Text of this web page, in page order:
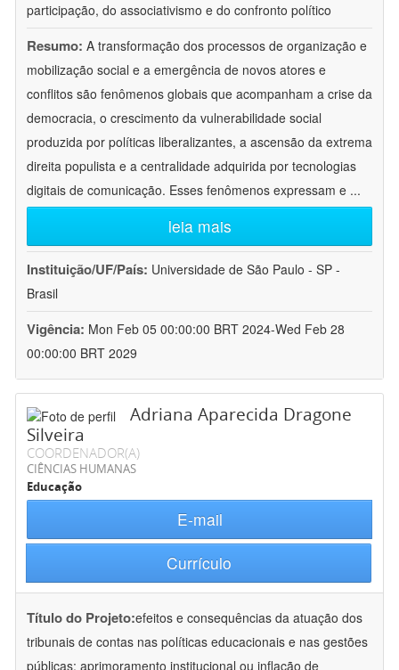
participação, do associativismo e do confronto político
Resumo: A transformação dos processos de organização e
mobilização social e a emergência de novos atores e
conflitos são fenômenos globais que acompanham a crise da
democracia, o crescimento da vulnerabilidade social
produzida por políticas liberalizantes, a ascensão da extrema
direita populista e a centralidade adquirida por tecnologias
digitais de comunicação. Esses fenômenos expressam e ...
leia mais
Instituição/UF/País: Universidade de São Paulo - SP -
Brasil
Vigência: Mon Feb 05 00:00:00 BRT 2024-Wed Feb 28
00:00:00 BRT 2029
Adriana Aparecida Dragone
Silveira
COORDENADOR(A)
CIÊNCIAS HUMANAS
Educação
E-mail
Currículo
Título do Projeto:efeitos e consequências da atuação dos
tribunais de contas nas políticas educacionais e nas gestões
públicas: aprimoramento institucional ou inflação de